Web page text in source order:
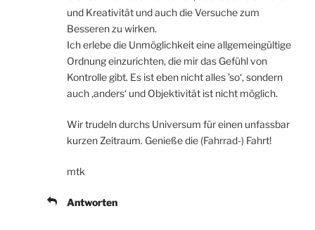
und Kreativität und auch die Versuche zum
Besseren zu wirken.
Ich erlebe die Unmöglichkeit eine allgemeingültige
Ordnung einzurichten, die mir das Gefühl von
Kontrolle gibt. Es ist eben nicht alles ’so‘, sondern
auch ‚anders‘ und Objektivität ist nicht möglich.
Wir trudeln durchs Universum für einen unfassbar
kurzen Zeitraum. Genieße die (Fahrrad-) Fahrt!
mtk
Antworten